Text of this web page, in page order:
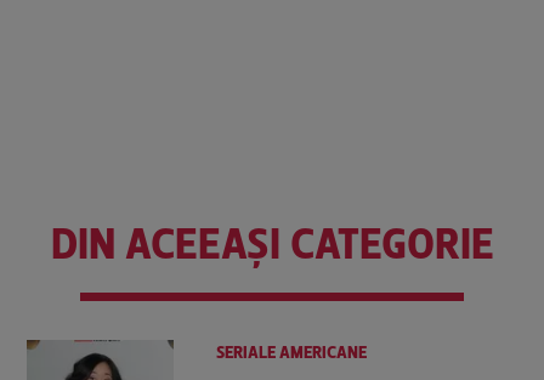
DIN ACEEAȘI CATEGORIE
SERIALE AMERICANE